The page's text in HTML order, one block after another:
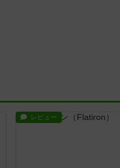
レビュー